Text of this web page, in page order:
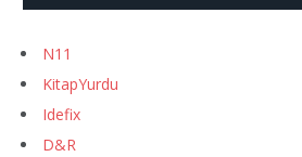
N11
KitapYurdu
Idefix
D&R